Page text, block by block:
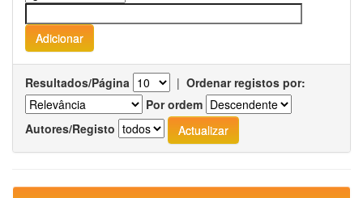
Resultados/Página | Ordenar registos por:
Por ordem
Autores/Registo